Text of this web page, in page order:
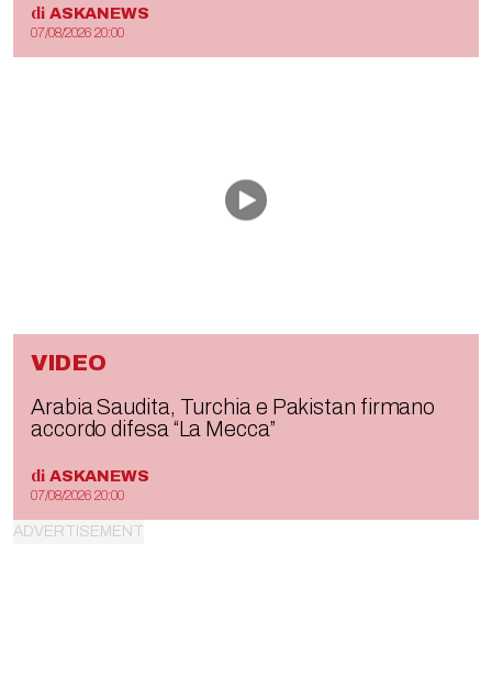
di ASKANEWS
07/08/2026 20:00
VIDEO
Arabia Saudita, Turchia e Pakistan firmano
accordo difesa “La Mecca”
di ASKANEWS
07/08/2026 20:00